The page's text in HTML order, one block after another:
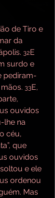
de Tiro e
da
32E
surdo e
pediram-
33E,
ouvidos
lhe na
céu,
que
ouvidos
e ele
ordenou
Mas